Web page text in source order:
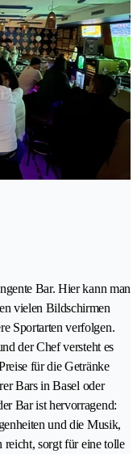
Bar. Hier kann man
vielen Bildschirmen
Sportarten verfolgen.
der Chef versteht es
für die Getränke
Bars in Basel oder
Bar ist hervorragend:
und die Musik,
reicht, sorgt für eine tolle